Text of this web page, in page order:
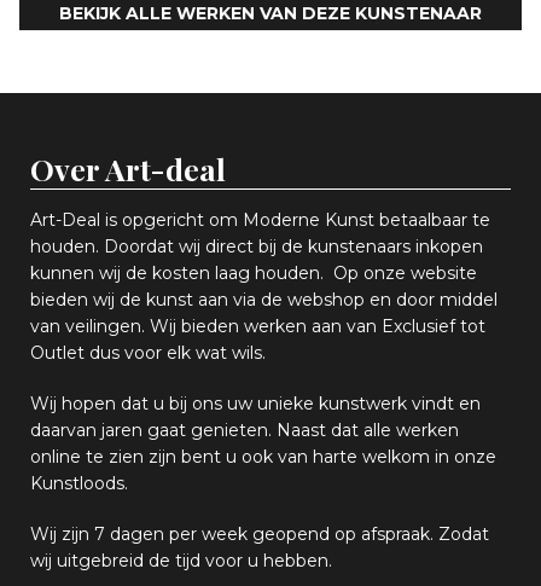
BEKIJK ALLE WERKEN VAN DEZE KUNSTENAAR
Over Art-deal
Art-Deal is opgericht om Moderne Kunst betaalbaar te
houden. Doordat wij direct bij de kunstenaars inkopen
kunnen wij de kosten laag houden. Op onze website
bieden wij de kunst aan via de webshop en door middel
van veilingen. Wij bieden werken aan van Exclusief tot
Outlet dus voor elk wat wils.
Wij hopen dat u bij ons uw unieke kunstwerk vindt en
daarvan jaren gaat genieten. Naast dat alle werken
online te zien zijn bent u ook van harte welkom in onze
Kunstloods.
Wij zijn 7 dagen per week geopend op afspraak. Zodat
wij uitgebreid de tijd voor u hebben.